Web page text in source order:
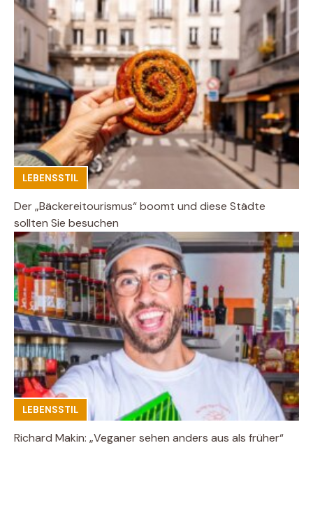
LEBENSSTIL
Der „Bäckereitourismus“ boomt und diese Städte
sollten Sie besuchen
LEBENSSTIL
Richard Makin: „Veganer sehen anders aus als früher“